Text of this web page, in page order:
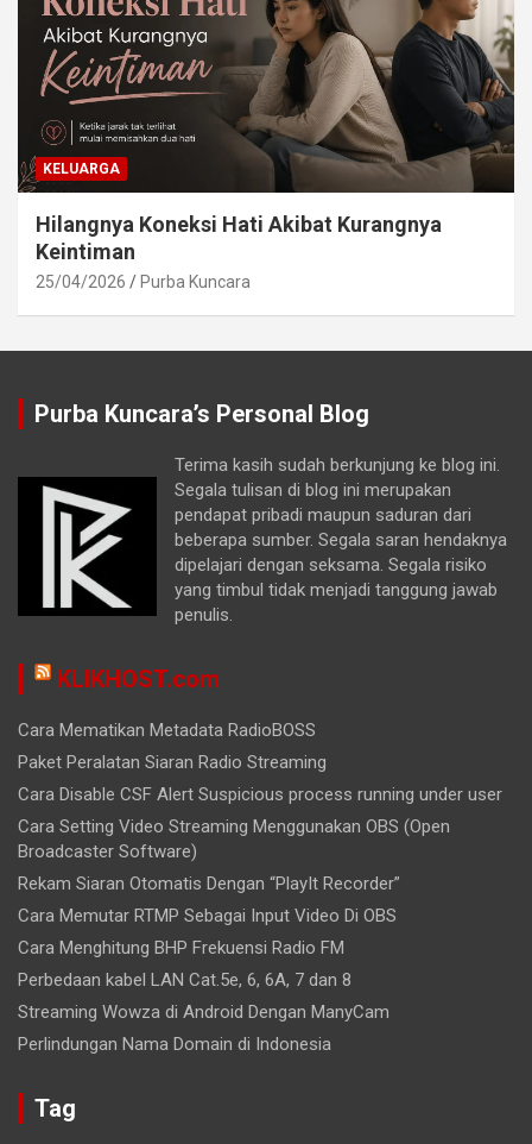
KELUARGA
Hilangnya Koneksi Hati Akibat Kurangnya
Keintiman
25/04/2026 Purba Kuncara
Purba Kuncara’s Personal Blog
Terima kasih sudah berkunjung ke blog ini.
Segala tulisan di blog ini merupakan
pendapat pribadi maupun saduran dari
beberapa sumber. Segala saran hendaknya
dipelajari dengan seksama. Segala risiko
yang timbul tidak menjadi tanggung jawab
penulis.
KLIKHOST.com
Cara Mematikan Metadata RadioBOSS
Paket Peralatan Siaran Radio Streaming
Cara Disable CSF Alert Suspicious process running under user
Cara Setting Video Streaming Menggunakan OBS (Open
Broadcaster Software)
Rekam Siaran Otomatis Dengan “PlayIt Recorder”
Cara Memutar RTMP Sebagai Input Video Di OBS
Cara Menghitung BHP Frekuensi Radio FM
Perbedaan kabel LAN Cat.5e, 6, 6A, 7 dan 8
Streaming Wowza di Android Dengan ManyCam
Perlindungan Nama Domain di Indonesia
Tag